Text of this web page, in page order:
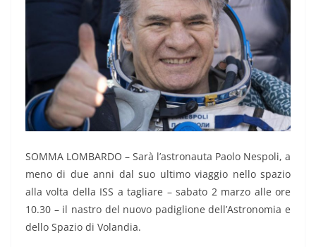
SOMMA LOMBARDO – Sarà l’astronauta Paolo Nespoli, a
meno di due anni dal suo ultimo viaggio nello spazio
alla volta della ISS a tagliare – sabato 2 marzo alle ore
10.30 – il nastro del nuovo padiglione dell’Astronomia e
dello Spazio di Volandia.